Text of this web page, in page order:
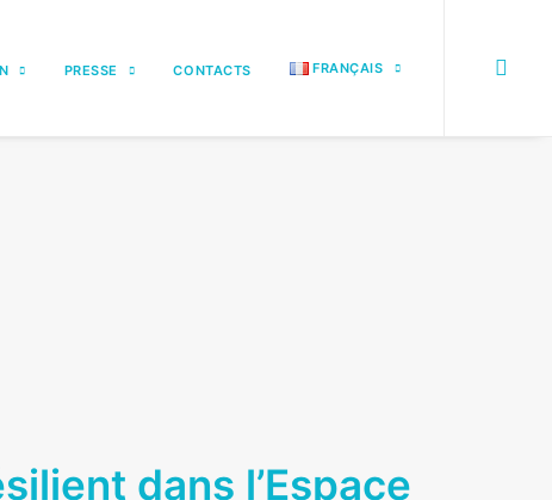
PRESSE CONTACTS FRANÇAIS
dans l’Espace